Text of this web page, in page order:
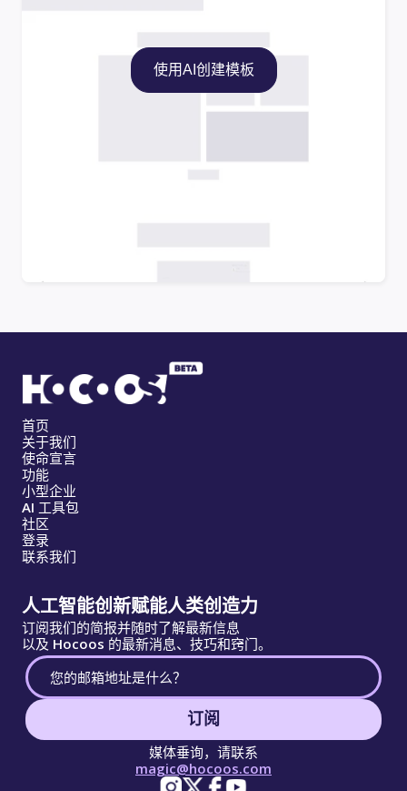
使用AI创建模板
首页
关于我们
使命宣言
功能
小型企业
AI 工具包
社区
登录
联系我们
人工智能创新赋能人类创造力
订阅我们的简报并随时了解最新信息
以及 Hocoos 的最新消息、技巧和窍门。
订阅
媒体垂询，请联系
magic@hocoos.com